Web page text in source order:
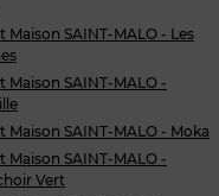
Maison SAINT-MALO - Les
Maison SAINT-MALO -
Maison SAINT-MALO - Moka
Maison SAINT-MALO -
Vert